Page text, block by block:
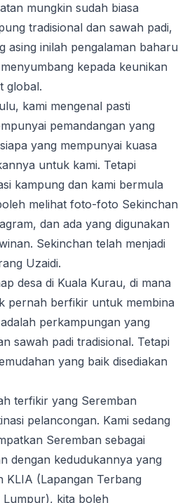
mungkin sudah biasa
tradisional dan sawah padi,
asing inilah pengalaman baharu
kepada keunikan
global.
kami mengenal pasti
pemandangan yang
yang mempunyai kuasa
untuk kami. Tetapi
kampung dan kami bermula
melihat foto-foto Sekinchan
dan ada yang digunakan
Sekinchan telah menjadi
Uzaidi.
desa di Kuala Kurau, di mana
pernah berfikir untuk membina
perkampungan yang
sawah padi tradisional. Tetapi
yang baik disediakan
terfikir yang Seremban
pelancongan. Kami sedang
Seremban sebagai
dengan kedudukannya yang
KLIA (Lapangan Terbang
Lumpur), kita boleh